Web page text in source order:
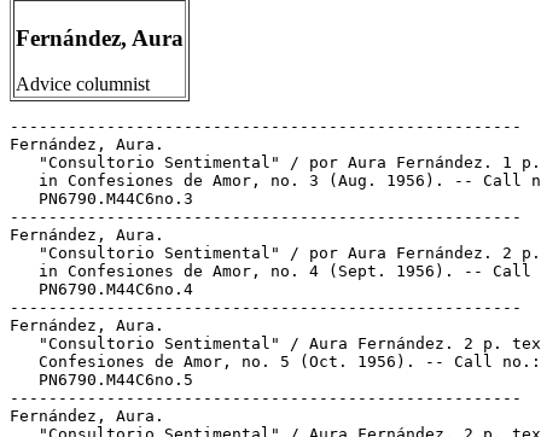
Fernández, Aura
Advice columnist
-----------------------------------------------------
Fernández, Aura.
"Consultorio Sentimental" / por Aura Fernández. 1
in Confesiones de Amor, no. 3 (Aug. 1956). -- Call
   PN6790.M44C6no.3
-----------------------------------------------------
Fernández, Aura.
"Consultorio Sentimental" / por Aura Fernández. 2
in Confesiones de Amor, no. 4 (Sept. 1956). -- Call
   PN6790.M44C6no.4
-----------------------------------------------------
Fernández, Aura.
"Consultorio Sentimental" / Aura Fernández. 2 p.
   Confesiones de Amor, no. 5 (Oct. 1956). -- Call no.:
   PN6790.M44C6no.5
-----------------------------------------------------
Fernández, Aura.